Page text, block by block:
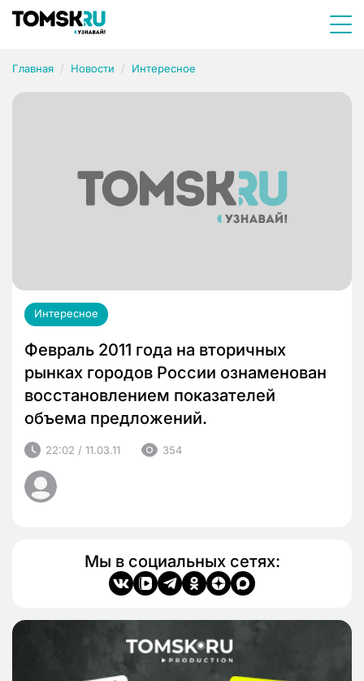
Главная Новости Интересное
Интересное
Февраль 2011 года на вторичных
рынках городов России ознаменован
восстановлением показателей
объема предложений.
22:02 / 11.03.11 354
Мы в социальных сетях: